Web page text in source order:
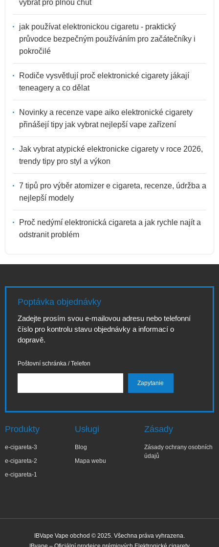
vybrat pro plnou chuť
jak používat elektronickou cigaretu - praktický
průvodce bezpečným používáním pro začátečníky i
pokročilé
Rodiče vysvětlují proč elektronické cigarety jákají
teneagery a co dělat
Novinky a recenze vape aiko elektronické cigarety
přinášejí tipy jak vybrat nejlepší vape zařízení
Jak vybrat atypické elektronicke cigarety v roce 2026,
trendy tipy pro styl a výkon
7 tipů pro výběr atomizer e cigareta, recenze, údržba a
nejlepší modely
Proč nedýmí elektronická cigareta a jak rychle najít a
odstranit problém
Poptávka objednávky
Zadejte prosím svou e-mailovou adresu nebo telefonní
číslo pro kontrolu stavu objednávky a informací o
dopravě.
Poštovní schránka / Telefon
Produkty
e-cigareta-3
e-cigareta-2
e-cigareta-1
Usługi
Blog
Mapa webu
Zásady
Zásady ochrany osobních
údajů
IBVape Vape obchod © 2025. Všechna práva vyhrazena.